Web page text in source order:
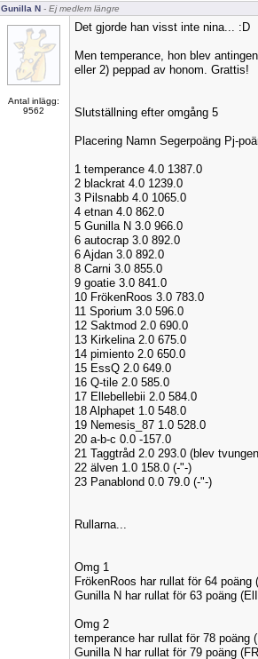
Gunilla N - Ej medlem längre
Antal inlägg:
9562
Det gjorde han visst inte nina... :D
Men temperance, hon blev
eller 2) peppad av honom. Grattis!
Slutställning efter omgång 5
Placering Namn Segerpoäng Pj-
1 temperance 4.0 1387.0
2 blackrat 4.0 1239.0
3 Pilsnabb 4.0 1065.0
4 etnan 4.0 862.0
5 Gunilla N 3.0 966.0
6 autocrap 3.0 892.0
6 Ajdan 3.0 892.0
8 Carni 3.0 855.0
9 goatie 3.0 841.0
10 FrökenRoos 3.0 783.0
11 Sporium 3.0 596.0
12 Saktmod 2.0 690.0
13 Kirkelina 2.0 675.0
14 pimiento 2.0 650.0
15 EssQ 2.0 649.0
16 Q-tile 2.0 585.0
17 Ellebellebii 2.0 584.0
18 Alphapet 1.0 548.0
19 Nemesis_87 1.0 528.0
20 a-b-c 0.0 -157.0
21 Taggtråd 2.0 293.0 (blev
22 älven 1.0 158.0 (-"-)
23 Panablond 0.0 79.0 (-"-)
Rullarna...
Omg 1
FrökenRoos har rullat för 64 poäng
Gunilla N har rullat för 63 poäng
Omg 2
temperance har rullat för 78 poäng
Gunilla N har rullat för 79 poäng